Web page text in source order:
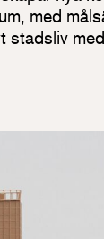
med
stadsliv